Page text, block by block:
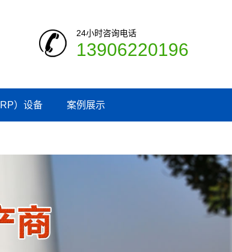
24小时咨询电话
13906220196
）设备 案例展示